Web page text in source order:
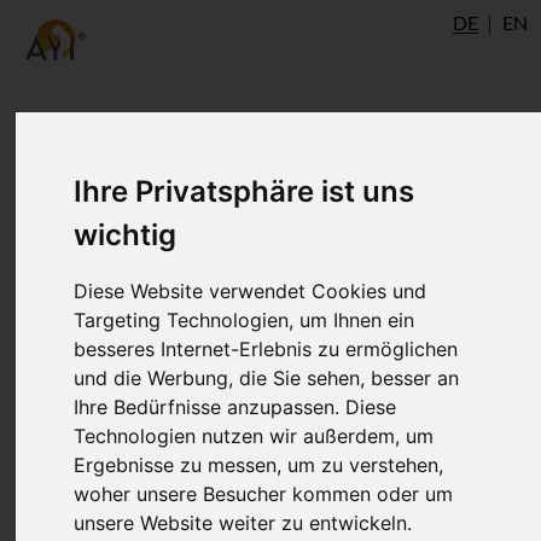
Ihre Privatsphäre ist uns
wichtig
Diese Website verwendet Cookies und
Targeting Technologien, um Ihnen ein
besseres Internet-Erlebnis zu ermöglichen
und die Werbung, die Sie sehen, besser an
Ihre Bedürfnisse anzupassen. Diese
Technologien nutzen wir außerdem, um
Ergebnisse zu messen, um zu verstehen,
woher unsere Besucher kommen oder um
unsere Website weiter zu entwickeln.
DE EN
Hatha-Yoga Pradipika -
Kapitel 1: Ernährung und
Asana
Rund um Ernährung und Körperübungen -
also Asanas - dreht sich das erste Kapitel
der Hatha-Yoga Pradipika von Svatmarama
„Prathamo Padeshah“.